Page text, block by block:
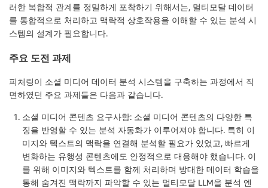
러한 복합적 관계를 정밀하게 포착하기 위해서는, 멀티모달 데이터
를 통합적으로 처리하고 맥락적 상호작용을 이해할 수 있는 분석 시
스템의 설계가 필요합니다.
주요 도전 과제
피처링이 소셜 미디어 데이터 분석 시스템을 구축하는 과정에서 직
면하였던 주요 과제들은 다음과 같습니다.
소셜 미디어 콘텐츠 요구사항: 소셜 미디어 콘텐츠의 다양한 특
징을 반영할 수 있는 분석 자동화가 이루어져야 합니다. 특히 이
미지와 텍스트의 맥락을 연결해 분석할 필요가 있었고, 빠르게
변화하는 유행성 콘텐츠에도 안정적으로 대응해야 했습니다. 이
를 위해 이미지와 텍스트를 함께 처리하며 방대한 데이터 학습을
통해 숨겨진 맥락까지 파악할 수 있는 멀티모달 LLM을 분석 엔